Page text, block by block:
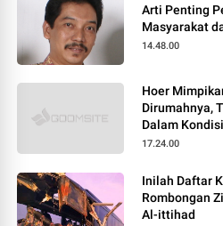
Arti Penting
Masyarakat
14.48.00
Hoer
Dirumahnya,
Dalam
17.24.00
Inilah Daftar
Rombongan
Al-ittihad